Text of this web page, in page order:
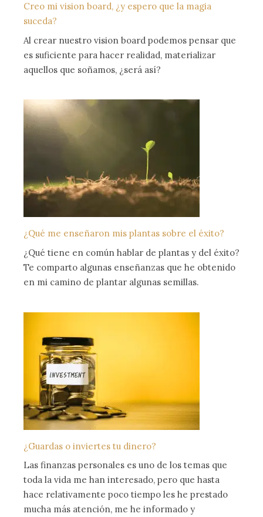
Creo mi vision board, ¿y espero que la magia
suceda?
Al crear nuestro vision board podemos pensar que
es suficiente para hacer realidad, materializar
aquellos que soñamos, ¿será así?
¿Qué me enseñaron mis plantas sobre el éxito?
¿Qué tiene en común hablar de plantas y del éxito?
Te comparto algunas enseñanzas que he obtenido
en mi camino de plantar algunas semillas.
¿Guardas o inviertes tu dinero?
Las finanzas personales es uno de los temas que
toda la vida me han interesado, pero que hasta
hace relativamente poco tiempo les he prestado
mucha más atención, me he informado y